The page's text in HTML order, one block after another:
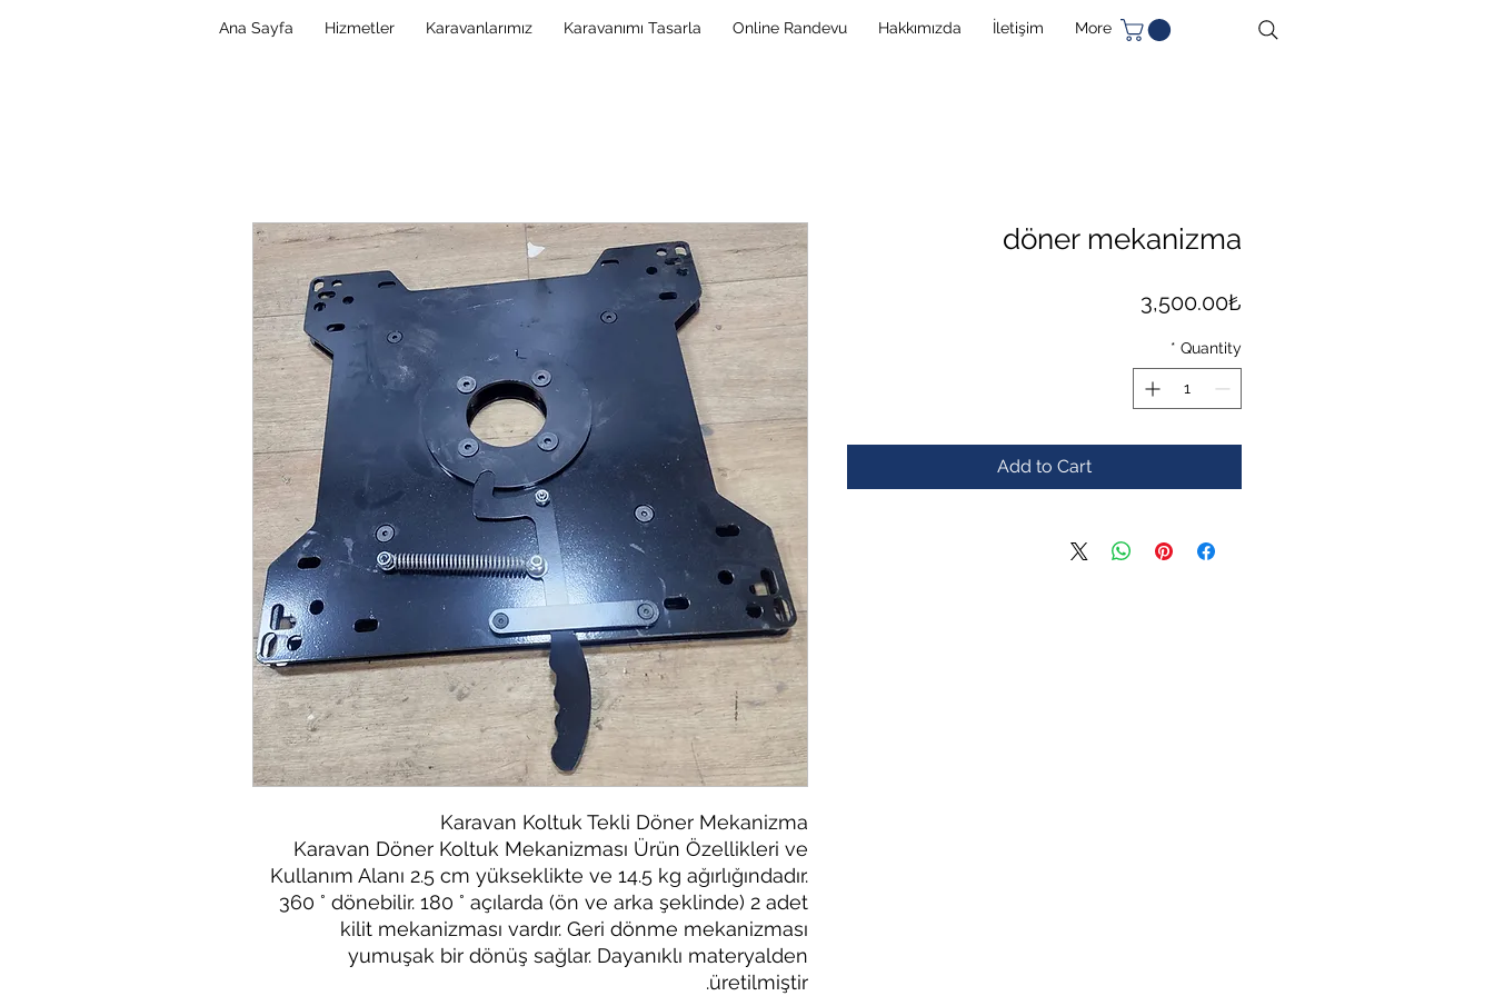
Ana Sayfa Hizmetler Karavanlarımız Karavanımı Tasarla Online Randevu Hakkımızda İletişim More
Karavan Koltuk Tekli Döner Mekanizma
Karavan Döner Koltuk Mekanizması Ürün Özellikleri ve
Kullanım Alanı 2.5 cm yükseklikte ve 14.5 kg ağırlığındadır.
360 ° dönebilir. 180 ° açılarda (ön ve arka şeklinde) 2 adet
kilit mekanizması vardır. Geri dönme mekanizması
yumuşak bir dönüş sağlar. Dayanıklı materyalden
üretilmiştir.
döner mekanizma
3,500.00₺
Quantity
*
Add to Cart